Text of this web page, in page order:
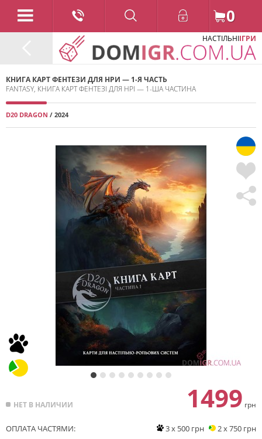
0
НАСТІЛЬНІІГРИ
КНИГА КАРТ ФЕНТЕЗИ ДЛЯ НРИ — 1-Я ЧАСТЬ
FANTASY, КНИГА КАРТ ФЕНТЕЗІ ДЛЯ НРІ — 1-ША ЧАСТИНА
D20 DRAGON / 2024
НЕТ В НАЛИЧИИ 1499 грн
ОПЛАТА ЧАСТЯМИ: 3 x 500 грн 2 x 750 грн